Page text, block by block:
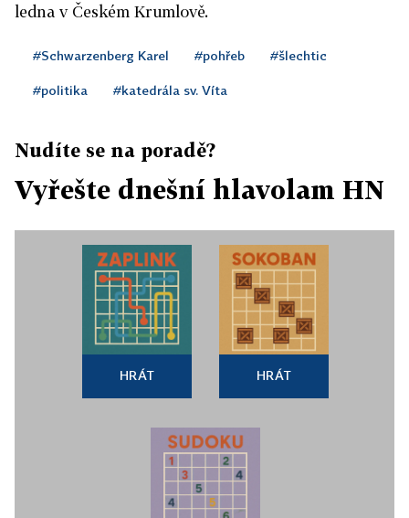
ledna v Českém Krumlově.
#Schwarzenberg Karel #pohřeb #šlechtic
#politika #katedrála sv. Víta
Nudíte se na poradě?
Vyřešte dnešní hlavolam HN
HRÁT HRÁT